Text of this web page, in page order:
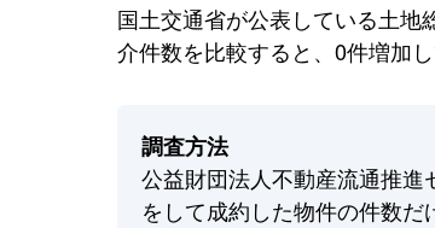
国土交通省が公表している土
介件数を比較すると、0件増加し
調査方法
公益財団法人不動産流通推
をして成約した物件の件数だ